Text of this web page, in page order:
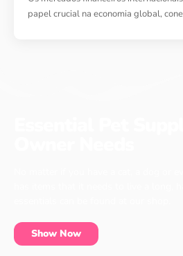
papel crucial na economia global,
Show Now